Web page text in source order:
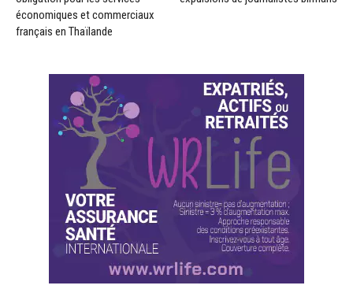
économiques et commerciaux
français en Thaïlande